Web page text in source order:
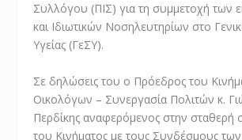
Συλλόγου (ΠΙΣ) για τη συμμετοχή των
και Ιδιωτικών Νοσηλευτηρίων στο
Υγείας (ΓεΣΥ).
Σε δηλώσεις του ο Πρόεδρος του
Οικολόγων – Συνεργασία Πολιτών κ.
Περδίκης αναφερόμενος στην σταθερή
του Κινήματος με τους Συνδέσμους